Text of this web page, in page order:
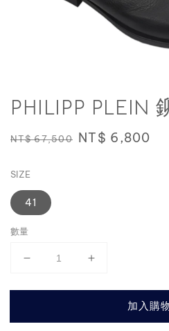
PHILIPP PLEIN
Regular
NT$ 67,500 Sale
NT$ 6,800
SIZE
41
數量
加入購